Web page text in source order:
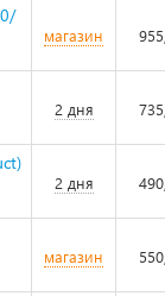
магазин
2 дня
2 дня
магазин